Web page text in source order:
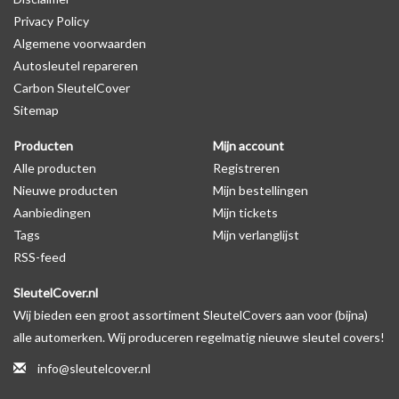
Levering
Voor 16:00 besteld = Dezelfde dag verzonden
Verzending naar België: 1/3 werkdagen
Merk: SleutelCover
Geschikt voor: Opel
Gewicht: 20g
Materiaal: Siliconen
Geschikt voor o.a. de volgende modellen:
* Afhankelijk van het bouwjaar
* Controleer
altijd alsnog eerst uw model sleutel met het
Privacy Policy
Algemene voorwaarden
Autosleutel repareren
Carbon SleutelCover
Sitemap
Producten
Alle producten
Nieuwe producten
Aanbiedingen
Tags
RSS-feed
Mijn account
Registreren
Mijn bestellingen
Mijn tickets
Mijn verlanglijst
SleutelCover.nl
Wij bieden een groot assortiment SleutelCovers aan voor (bijna)
alle automerken. Wij produceren regelmatig nieuwe sleutel covers!
info@sleutelcover.nl